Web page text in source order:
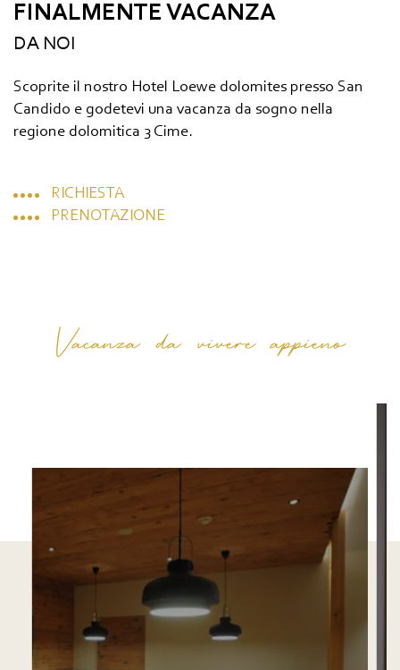
FINALMENTE VACANZA
DA NOI
Scoprite il nostro Hotel Loewe dolomites presso San
Candido e godetevi una vacanza da sogno nella
regione dolomitica 3 Cime.
RICHIESTA
PRENOTAZIONE
Vacanza da vivere appieno